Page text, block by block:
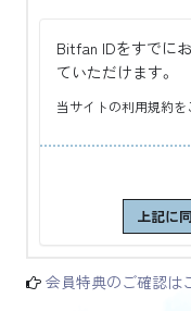
Bitfan IDをすでに
ていただけます。
当サイトの利用規約を
上記に
会員特典のご確認は